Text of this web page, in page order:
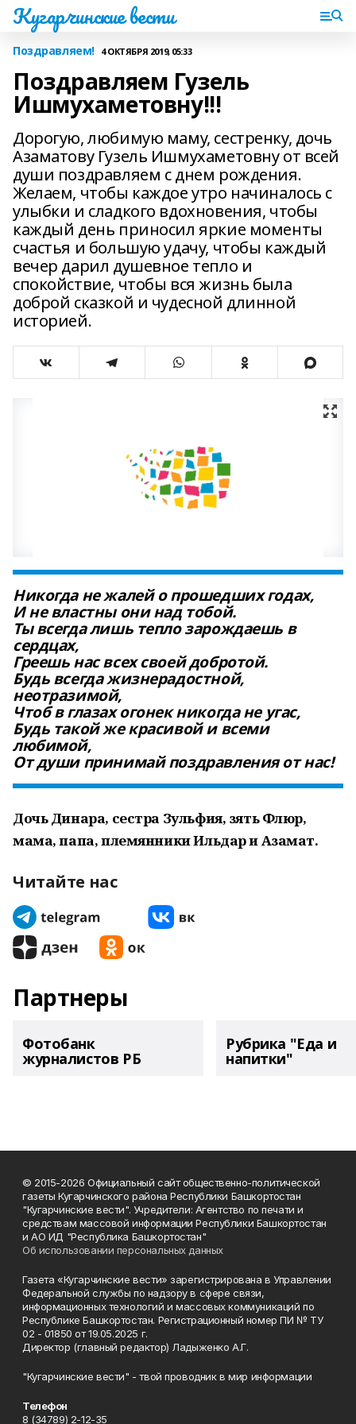
Кугарчинские вести
Поздравляем! 4 ОКТЯБРЯ 2019, 05:33
Поздравляем Гузель
Ишмухаметовну!!!
Дорогую, любимую маму, сестренку, дочь
Азаматову Гузель Ишмухаметовну от всей
души поздравляем с днем рождения.
Желаем, чтобы каждое утро начиналось с
улыбки и сладкого вдохновения, чтобы
каждый день приносил яркие моменты
счастья и большую удачу, чтобы каждый
вечер дарил душевное тепло и
спокойствие, чтобы вся жизнь была
доброй сказкой и чудесной длинной
историей.
Никогда не жалей о прошедших годах,
И не властны они над тобой.
Ты всегда лишь тепло зарождаешь в
сердцах,
Греешь нас всех своей добротой.
Будь всегда жизнерадостной,
неотразимой,
Чтоб в глазах огонек никогда не угас,
Будь такой же красивой и всеми
любимой,
От души принимай поздравления от нас!
Дочь Динара, сестра Зульфия, зять Флюр,
мама, папа, племянники Ильдар и Азамат.
Читайте нас
Партнеры
Фотобанк
журналистов РБ
Рубрика "Еда и
напитки"
© 2015-2026 Официальный сайт общественно-политической
газеты Кугарчинского района Республики Башкортостан
"Кугарчинские вести". Учредители: Агентство по печати и
средствам массовой информации Республики Башкортостан
и АО ИД "Республика Башкортостан"
Об использовании персональных данных
Газета «Кугарчинские вести» зарегистрирована в Управлении
Федеральной службы по надзору в сфере связи,
информационных технологий и массовых коммуникаций по
Республике Башкортостан. Регистрационный номер ПИ № ТУ
02 - 01850 от 19.05.2025 г.
Директор (главный редактор) Ладыженко А.Г.
"Кугарчинские вести" - твой проводник в мир информации
Телефон
8 (34789) 2-12-35